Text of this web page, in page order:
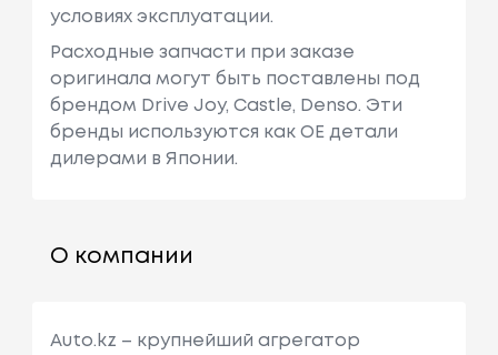
условиях эксплуатации.
Расходные запчасти при заказе
оригинала могут быть поставлены под
брендом Drive Joy, Castle, Denso. Эти
бренды используются как ОЕ детали
дилерами в Японии.
О компании
Auto.kz – крупнейший агрегатор